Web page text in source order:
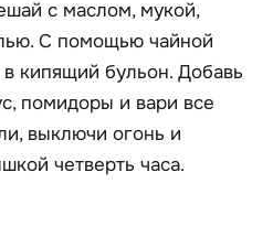
с маслом, мукой,
С помощью чайной
кипящий бульон. Добавь
помидоры и вари все
выключи огонь и
четверть часа.